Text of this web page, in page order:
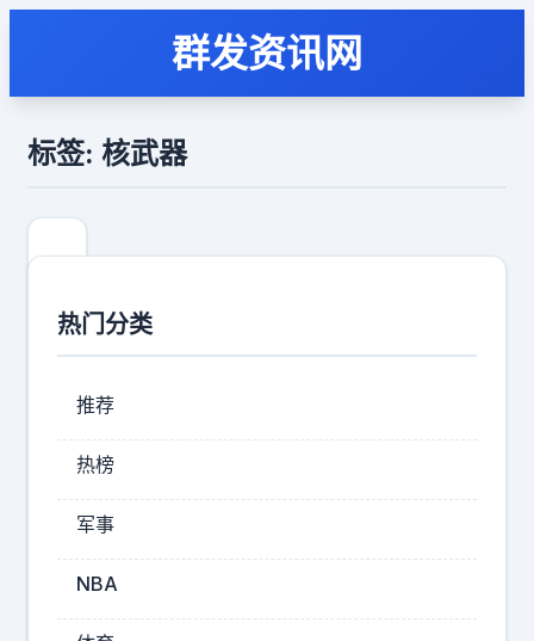
群发资讯网
标签: 核武器
热门分类
推荐
热榜
军事
NBA